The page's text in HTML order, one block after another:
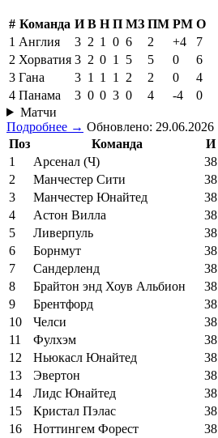
# Команда И В Н П МЗ ПМ РМ О
1 Англия 3 2 1 0 6 2 +4
7
2 Хорватия 3 2 0 1 5 5 0
6
3 Гана 3 1 1 1 2 2 0
4
4 Панама 3 0 0 3 0 4 -4
0
Матчи
Подробнее → Обновлено: 29.06.2026
Поз
Команда И
1
Арсенал (Ч) 38
2
Манчестер Сити 38
3
Манчестер Юнайтед 38
4
Астон Вилла 38
5
Ливерпуль 38
6
Борнмут 38
7
Сандерленд 38
8
Брайтон энд Хоув Альбион 38
9
Брентфорд 38
10
Челси 38
11
Фулхэм 38
12
Ньюкасл Юнайтед 38
13
Эвертон 38
14
Лидс Юнайтед 38
15
Кристал Пэлас 38
16
Ноттингем Форест 38